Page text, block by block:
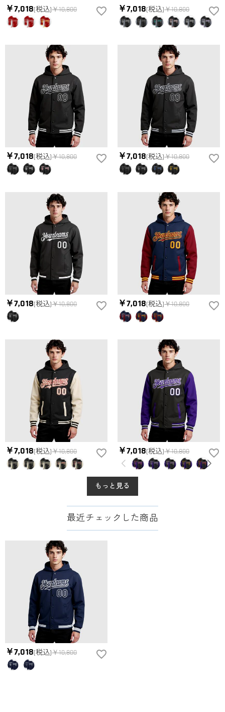
￥7,018(税込)￥10,800 ￥7,018(税込)￥10,800
￥7,018(税込)￥10,800 ￥7,018(税込)￥10,800
￥7,018(税込)￥10,800 ￥7,018(税込)￥10,800
￥7,018(税込)￥10,800 ￥7,018(税込)￥10,800
もっと見る
最近チェックした商品
￥7,018(税込)￥10,800